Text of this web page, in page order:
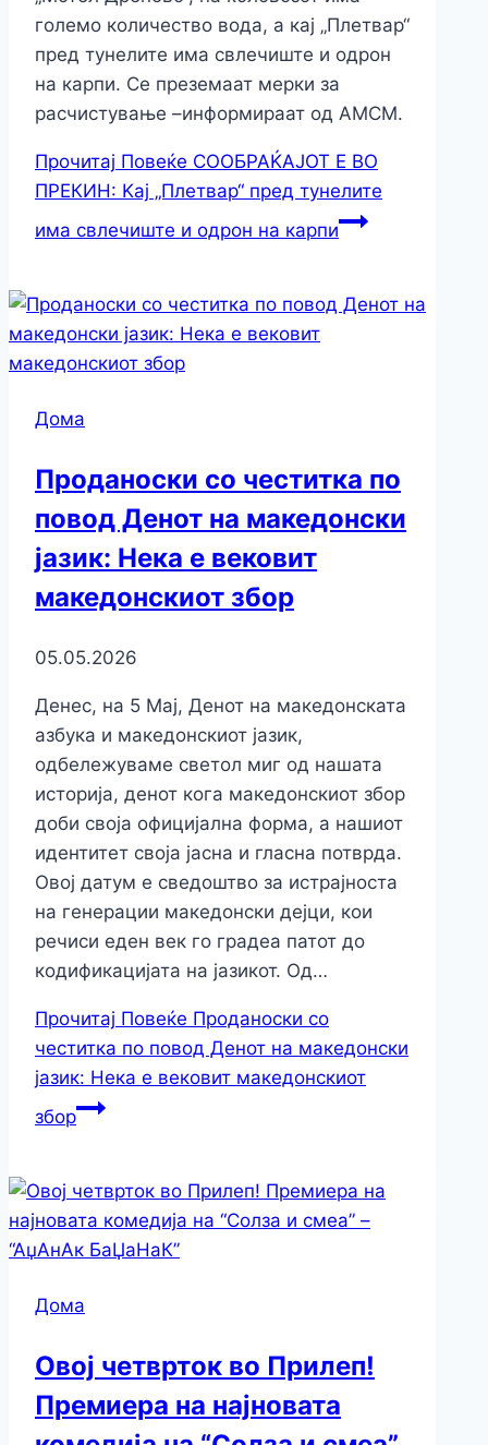
големо количество вода, а кај „Плетвар“
пред тунелите има свлечиште и одрон
на карпи. Се преземаат мерки за
расчистување –информираат од АМСМ.
Прочитај Повеќе СООБРАЌАЈОТ Е ВО
ПРЕКИН: Kај „Плетвар“ пред тунелите
има свлечиште и одрон на карпи
Дома
Проданоски со честитка по
повод Денот на македонски
јазик: Нека е вековит
македонскиот збор
05.05.2026
Денес, на 5 Мај, Денот на македонската
азбука и македонскиот јазик,
одбележуваме светол миг од нашата
историја, денот кога македонскиот збор
доби своја официјална форма, а нашиот
идентитет своја јасна и гласна потврда.
Овој датум е сведоштво за истрајноста
на генерации македонски дејци, кои
речиси еден век го градеа патот до
кодификацијата на јазикот. Од…
Прочитај Повеќе Проданоски со
честитка по повод Денот на македонски
јазик: Нека е вековит македонскиот
збор
Дома
Овoј четврток во Прилеп!
Премиера на најновата